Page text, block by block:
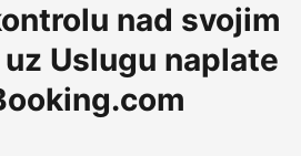
nad svojim
Uslugu naplate